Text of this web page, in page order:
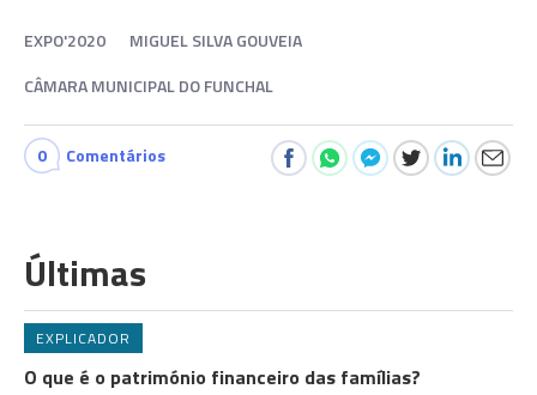
EXPO'2020
MIGUEL SILVA GOUVEIA
CÂMARA MUNICIPAL DO FUNCHAL
0 Comentários
Últimas
EXPLICADOR
O que é o património financeiro das famílias?